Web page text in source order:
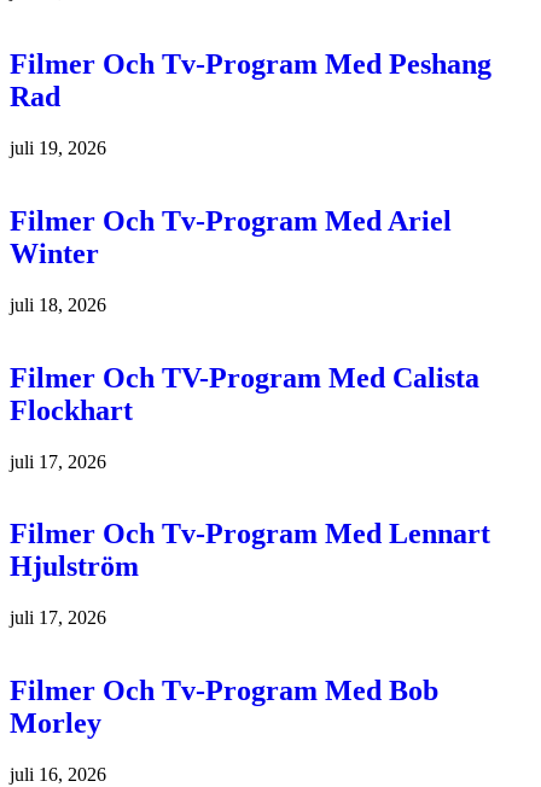
Filmer Och Tv-Program Med Peshang
Rad
juli 19, 2026
Filmer Och Tv-Program Med Ariel
Winter
juli 18, 2026
Filmer Och TV-Program Med Calista
Flockhart
juli 17, 2026
Filmer Och Tv-Program Med Lennart
Hjulström
juli 17, 2026
Filmer Och Tv-Program Med Bob
Morley
juli 16, 2026